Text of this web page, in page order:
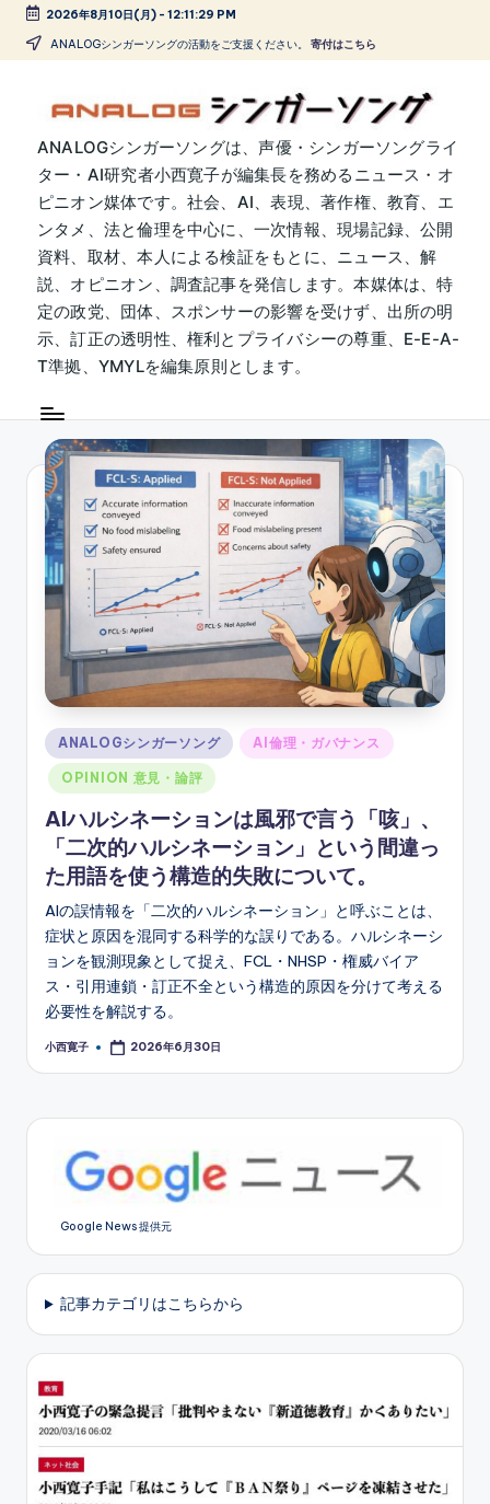
Skip
2026年8月10日(月)- 12:11:30 PM
ANALOGシンガーソングの活動をご支援ください。 寄付はこちら
A
N
A
L
O
G
シ
ン
ガ
ー
ソ
ン
グ
ANALOGシンガーソングは、声優・シンガーソングライ
ター・AI研究者小西寛子が編集長を務めるニュース・オ
ピニオン媒体です。社会、AI、表現、著作権、教育、エ
ンタメ、法と倫理を中心に、一次情報、現場記録、公開
資料、取材、本人による検証をもとに、ニュース、解
説、オピニオン、調査記事を発信します。本媒体は、特
定の政党、団体、スポンサーの影響を受けず、出所の明
示、訂正の透明性、権利とプライバシーの尊重、E-E-A-
T準拠、YMYLを編集原則とします。
Posted
in
ANALOGシンガーソング AI倫理・ガバナンス
OPINION 意見・論評
AIハルシネーションは風邪で言う「咳」、
「二次的ハルシネーション」という間違っ
た用語を使う構造的失敗について。
AIの誤情報を「二次的ハルシネーション」と呼ぶことは、
症状と原因を混同する科学的な誤りである。ハルシネーシ
ョンを観測現象として捉え、FCL・NHSP・権威バイア
ス・引用連鎖・訂正不全という構造的原因を分けて考える
必要性を解説する。
Posted
小西寛子 2026年6月30日
Google News 提供元
記事カテゴリはこちらから